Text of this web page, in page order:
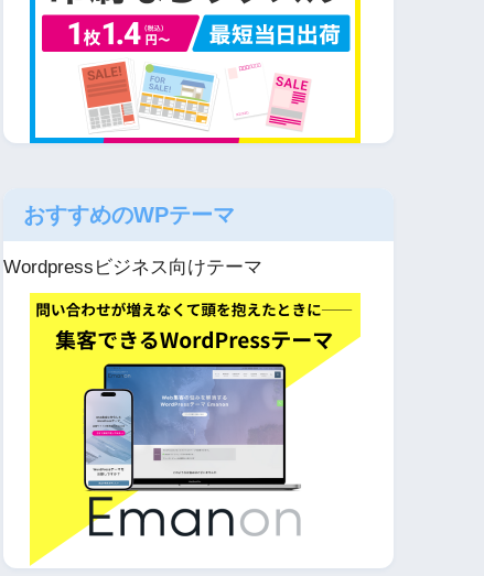
おすすめのWPテーマ
Wordpressビジネス向けテーマ